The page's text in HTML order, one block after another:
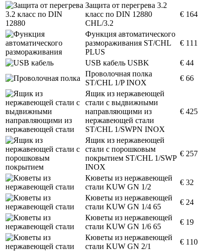
Защита от перегрева 3.2
класс по DIN 12880
CHL/3.2
€ 164
Функция автоматического
размораживания ST/CHL
PLUS
€ 111
USB кабель USBK
€ 44
Проволочная полка
ST/CHL 1/P INOX
€ 66
Ящик из нержавеющей
стали с выдвижными
направляющими из
нержавеющей стали
ST/CHL 1/SWPN INOX
€ 425
Ящик из нержавеющей
стали с порошковым
покрытием ST/CHL 1/SWP
INOX
€ 257
Кюветы из нержавеющей
стали KUW GN 1/2
€ 32
Кюветы из нержавеющей
стали KUW GN 1/4 65
€ 24
Кюветы из нержавеющей
стали KUW GN 1/6 65
€ 19
Кюветы из нержавеющей
стали KUW GN 2/1
€ 110